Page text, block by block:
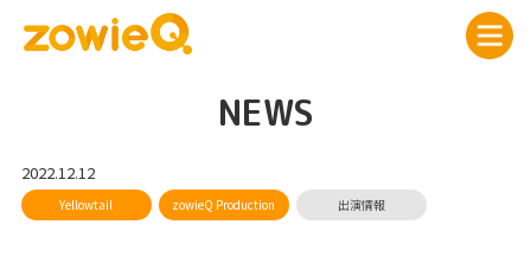
NEWS
2022.12.12